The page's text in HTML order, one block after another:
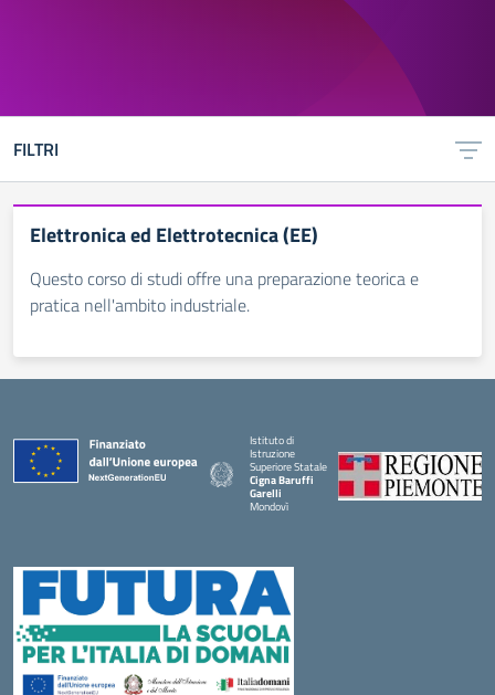
FILTRI
Elettronica ed Elettrotecnica (EE)
Questo corso di studi offre una preparazione teorica e
pratica nell'ambito industriale.
Istituto di
Istruzione
Superiore Statale
Cigna Baruffi
Garelli
Mondovì